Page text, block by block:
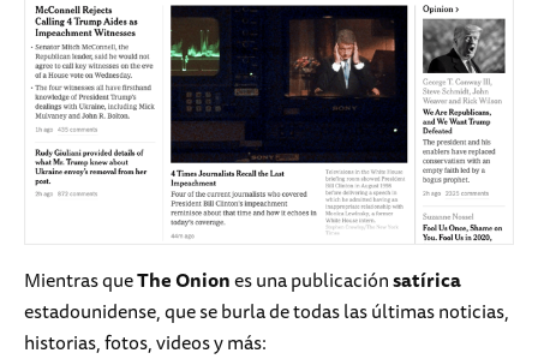
Mientras queThe Oniones una publicaciónsatírica
estadounidense, que se burla de todas las últimas noticias,
historias, fotos, videos y más: